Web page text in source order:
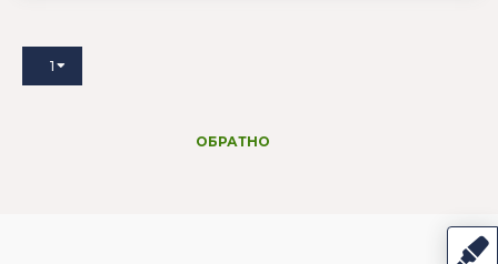
1
ОБРАТНО